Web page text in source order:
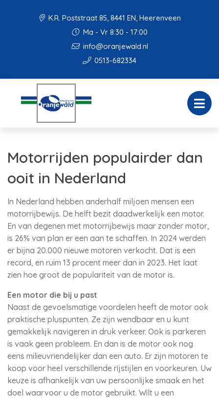
K.R. Poststraat 85, 8441 EN, Heerenveen
Ma - Vr 8:30 - 17:00
info@oranjewald.nl
0513-682334
Motorrijden populairder dan
ooit in Nederland
In Nederland hebben anderhalf miljoen mensen een
motorrijbewijs. De helft bezit daadwerkelijk een motor.
En van degenen met motorrijbewijs maar zonder motor,
is 26% van plan er een aan te schaffen. In 2024 werden
er bijna 20.000 nieuwe motoren verkocht. Dat is een
record, en ruim 13 procent meer dan in 2023. Het laat
zien hoe groot de populariteit van de motor is.
Een motor die bij u past
Naast de gevoelsmatige voordelen heeft de motor ook
praktische pluspunten. Ze zijn wendbaar en u kunt
gemakkelijk navigeren in druk verkeer. Ook is parkeren
is vaak geen probleem. En dan is de motor ook nog
eens milieuvriendelijker dan een auto. Er zijn motoren te
koop voor heel verschillende rijstijlen en voorkeuren. Uw
keuze is afhankelijk van uw persoonlijke smaak en het
doel waarvoor u de motor gebruikt. Wilt u een